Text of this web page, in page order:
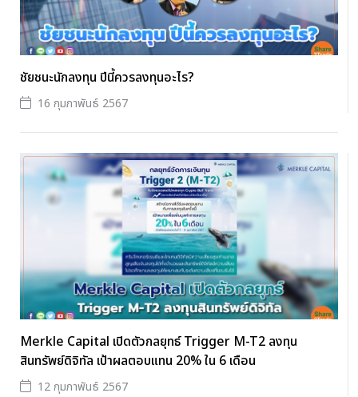
ชัยชนะนักลงทุน ปีนี้ควรลงทุนอะไร?
16 กุมภาพันธ์ 2567
Merkle Capital เปิดตัวกลยุทธ์ Trigger M-T2 ลงทุน
สินทรัพย์ดิจิทัล เป้าผลตอบแทน 20% ใน 6 เดือน
12 กุมภาพันธ์ 2567